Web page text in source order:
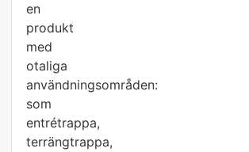
en
produkt
med
otaliga
användningsområden:
som
entrétrappa,
terrängtrappa,